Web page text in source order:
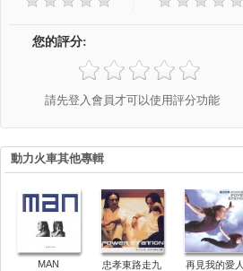
您的評分:
請先登入會員才可以使用評分功能
動力火車其他專輯
MAN
忠孝東路走九
再見我的愛人